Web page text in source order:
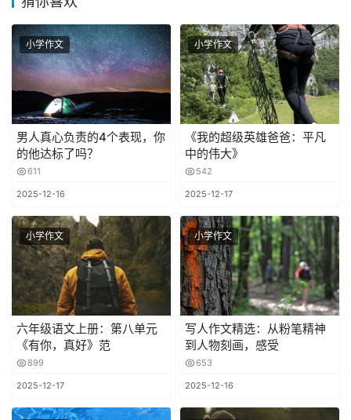
小学作文
男人真心负责的4个表现，你
的他达标了吗？
611
2025-12-16
小学作文
《我的超级英雄爸爸：平凡
中的伟大》
542
2025-12-17
小学作文
六年级语文上册：第八单元
《有你，真好》范
899
2025-12-17
小学作文
写人作文精选：从粉笔精神
到人物刻画，感受
653
2025-12-16